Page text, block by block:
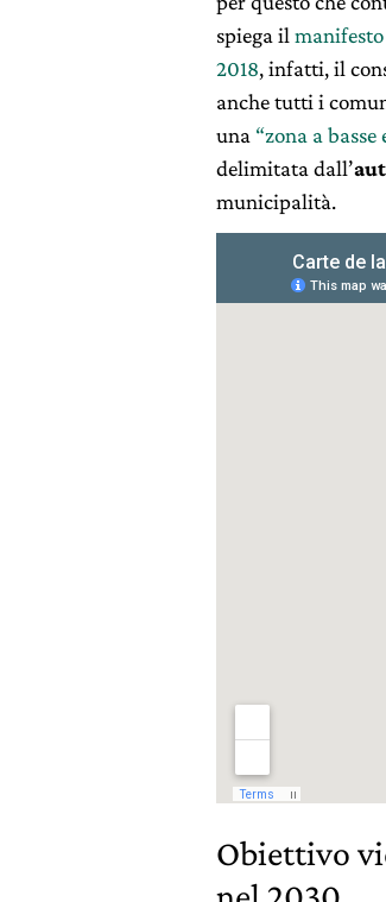
spiega il manifesto
2018, infatti, il
anche tutti i
una “zona a basse
delimitata dall’
municipalità.
Obiettivo